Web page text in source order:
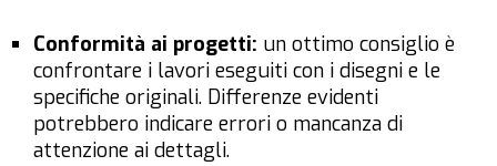
Conformità ai progetti: un ottimo consiglio è
confrontare i lavori eseguiti con i disegni e le
specifiche originali. Differenze evidenti
potrebbero indicare errori o mancanza di
attenzione ai dettagli.